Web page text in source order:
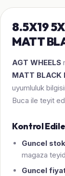
8.5X19
MATT
AGT WHEELS
MATT BLACK
uyumluluk
Buca ile teyit
Kontrol
Guncel
magaza
Guncel